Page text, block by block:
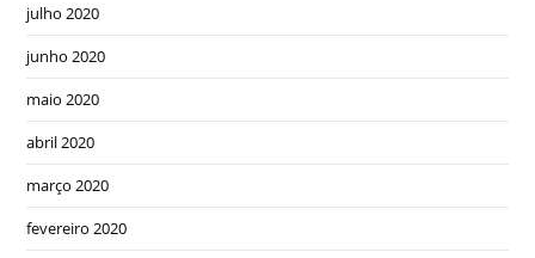
julho 2020
junho 2020
maio 2020
abril 2020
março 2020
fevereiro 2020